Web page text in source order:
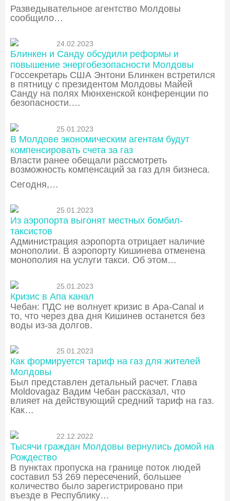
Разведывательное агентство Молдовы
сообщило…
24.02.2023
Блинкен и Санду обсудили реформы и
повышение энергобезопасности Молдовы
Госсекретарь США Энтони Блинкен встретился
в пятницу с президентом Молдовы Майей
Санду на полях Мюнхенской конференции по
безопасности.…
25.01.2023
В Молдове экономическим агентам будут
компенсировать счета за газ
Власти ранее обещали рассмотреть
возможность компенсаций за газ для бизнеса.
Сегодня,…
25.01.2023
Из аэропорта выгонят местных бомбил-
таксистов
Администрация аэропорта отрицает наличие
монополии. В аэропорту Кишинева отменена
монополия на услуги такси. Об этом…
25.01.2023
Кризис в Апа канал
Чебан: ПДС не волнует кризис в Apa-Canal и
то, что через два дня Кишинев останется без
воды из-за долгов.
25.01.2023
Как формируется тариф на газ для жителей
Молдовы
Был представлен детальный расчет. Глава
Moldovagaz Вадим Чебан рассказал, что
влияет на действующий средний тариф на газ.
Как…
22.12.2022
Тысячи граждан Молдовы вернулись домой на
Рождество
В пунктах пропуска на границе поток людей
составил 53 269 пересечений, большее
количество было зарегистрировано при
въезде в Республику…